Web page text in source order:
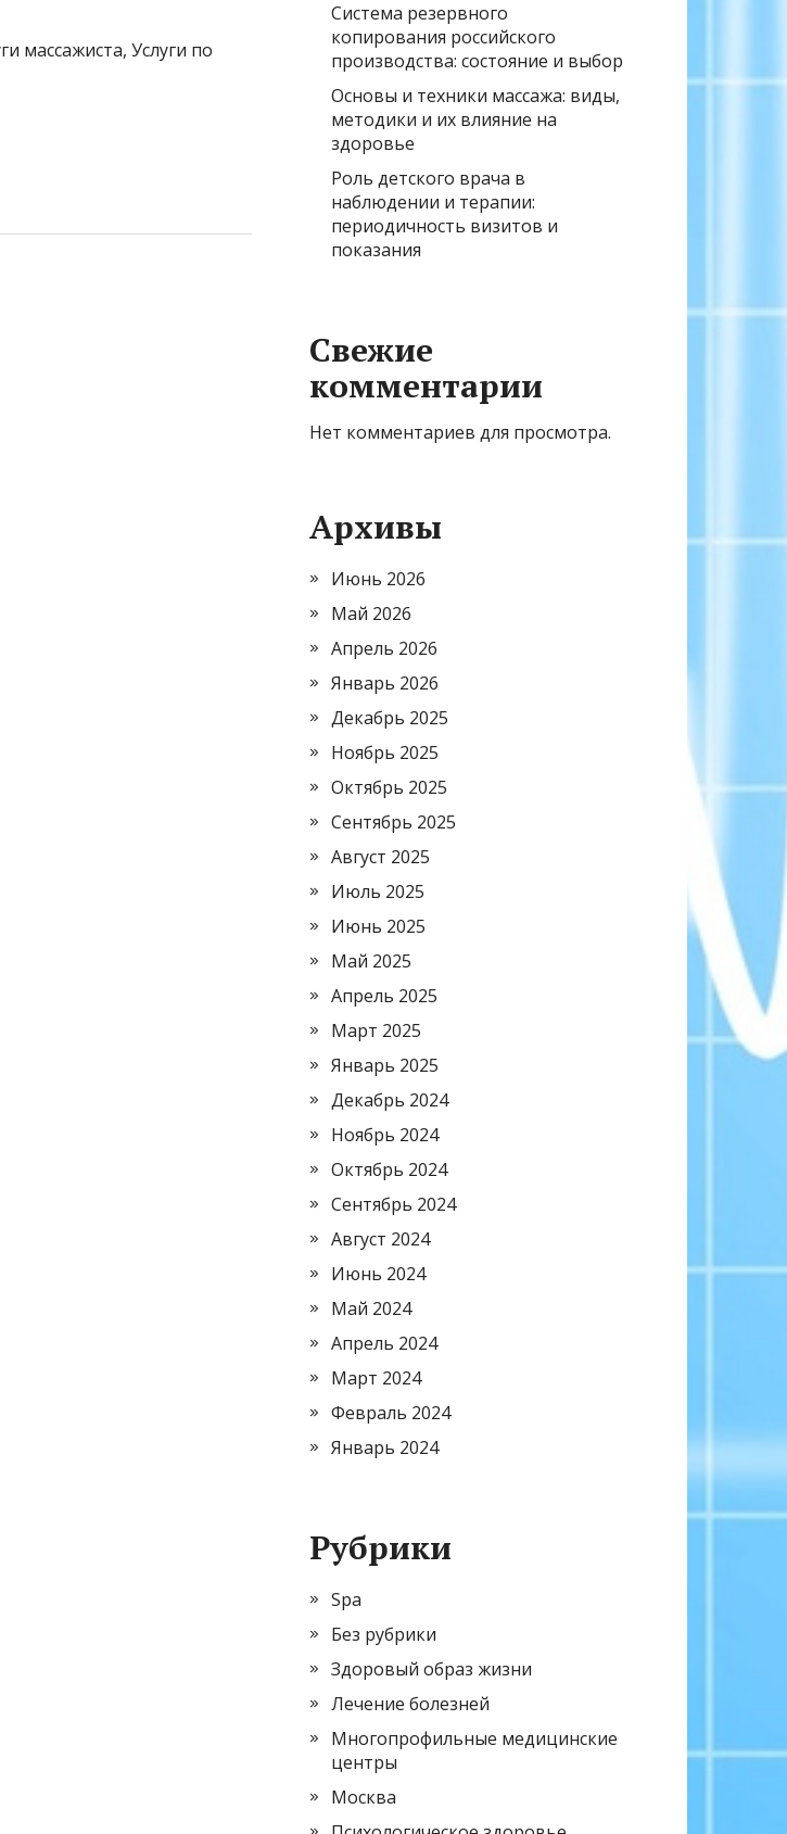
массажиста, Услуги по
Система резервного
копирования российского
производства: состояние и выбор
Основы и техники массажа: виды,
методики и их влияние на
здоровье
Роль детского врача в
наблюдении и терапии:
периодичность визитов и
показания
Свежие
комментарии
Нет комментариев для просмотра.
Архивы
Июнь 2026
Май 2026
Апрель 2026
Январь 2026
Декабрь 2025
Ноябрь 2025
Октябрь 2025
Сентябрь 2025
Август 2025
Июль 2025
Июнь 2025
Май 2025
Апрель 2025
Март 2025
Январь 2025
Декабрь 2024
Ноябрь 2024
Октябрь 2024
Сентябрь 2024
Август 2024
Июнь 2024
Май 2024
Апрель 2024
Март 2024
Февраль 2024
Январь 2024
Рубрики
Spa
Без рубрики
Здоровый образ жизни
Лечение болезней
Многопрофильные медицинские
центры
Москва